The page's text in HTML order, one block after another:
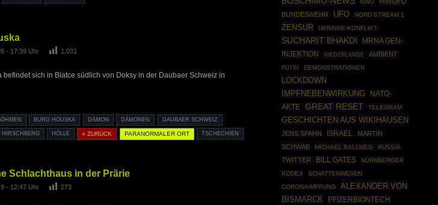
- 17:39 Uhr 1.031
befindet sich in Blatce südlich von Doksy in der Daubaer Schweiz in
BURG HOUSKA DÄMON DÄMONEN DAUBAER SCHWEIZ
HIRSCHBERG HÖLLE « ZURÜCK PARANORMALER ORT TSCHECHIEN
Schlachthaus in der Prärie
- 12:47 Uhr 273
NWO
BUNDESWEHR UFO NORD STREAM 1
ZENSUR UKRAINE-KONFLIKT
SUCHARIT BHAKDI
MRNA GEN-
INJEKTION
NIEDERLANDE AMBIENT
PUTIN DEMONSTRATIONEN
LOCKDOWN
IMPFNEBENWIRKUNG
NATO-
AKTE
GREAT RESET TELEGRAM
GESCHICHTEN AUS WIKIHAUSEN
JENS SPAHN ISRAEL
MARTIN
SCHWAB
MICHAEL BALLWEG RUSSIA
TWITTER BILL GATES
NÜRNBERGER
KODEX
SCHATTENWESEN
CORONAIMPFUNG
ALEXANDER VON
BISMARCK
PFIZERBIONTECH